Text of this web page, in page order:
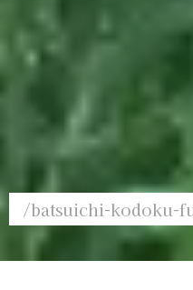
/batsuichi-kodoku-